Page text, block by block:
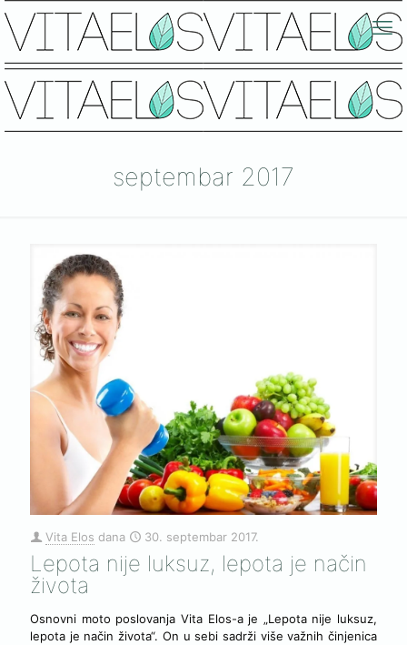
septembar 2017
Vita Elos dana 30. septembar 2017.
Lepota nije luksuz, lepota je način
života
Osnovni moto poslovanja Vita Elos-a je „Lepota nije luksuz,
lepota je način života“. On u sebi sadrži više važnih činjenica